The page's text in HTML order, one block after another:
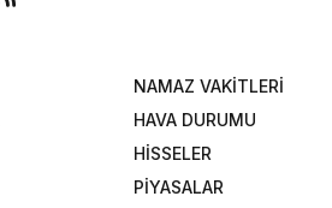
NAMAZ VAKİTLERİ
HAVA DURUMU
HİSSELER
PİYASALAR